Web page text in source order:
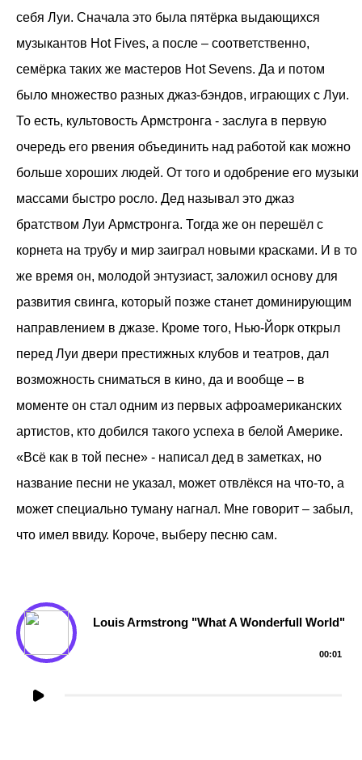
себя Луи. Сначала это была пятёрка выдающихся
музыкантов Hot Fives, а после – соответственно,
семёрка таких же мастеров Hot Sevens. Да и потом
было множество разных джаз-бэндов, играющих с Луи.
То есть, культовость Армстронга - заслуга в первую
очередь его рвения объединить над работой как можно
больше хороших людей. От того и одобрение его музыки
массами быстро росло. Дед называл это джаз
братством Луи Армстронга. Тогда же он перешёл с
корнета на трубу и мир заиграл новыми красками. И в то
же время он, молодой энтузиаст, заложил основу для
развития свинга, который позже станет доминирующим
направлением в джазе. Кроме того, Нью-Йорк открыл
перед Луи двери престижных клубов и театров, дал
возможность сниматься в кино, да и вообще – в
моменте он стал одним из первых афроамериканских
артистов, кто добился такого успеха в белой Америке.
«Всё как в той песне» - написал дед в заметках, но
название песни не указал, может отвлёкся на что-то, а
может специально туману нагнал. Мне говорит – забыл,
что имел ввиду. Короче, выберу песню сам.
Louis Armstrong "What A Wonderfull World"
00:01